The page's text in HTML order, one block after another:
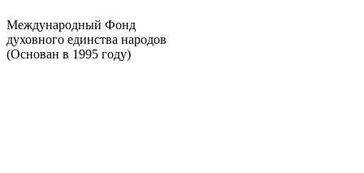
Международный Фонд
духовного единства народов
(Основан в 1995 году)